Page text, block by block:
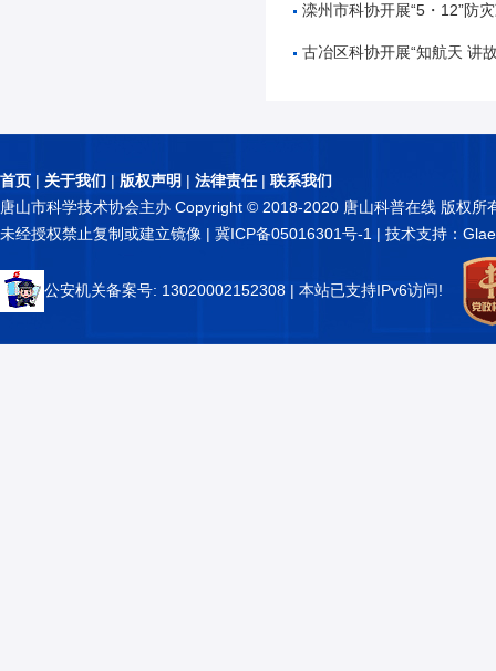
滦州市科协开展“5・12”防灾减
古冶区科协开展“知航天 讲故事 逐星辰——中国
首页 | 关于我们 | 版权声明 | 法律责任| 联系我们
唐山市科学技术协会主办 Copyright © 2018-2020 唐山科普在线 版权所
未经授权禁止复制或建立镜像 | 冀ICP备05016301号-1 | 技术支持：
公安机关备案号: 13020002152308 | 本站已支持IPv6访问!